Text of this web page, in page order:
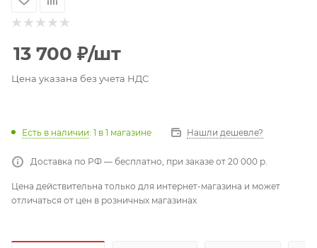
13 700 ₽/шт
Цена указана без учета НДС
Есть в наличии: 1 в 1 магазине Нашли дешевле?
Доставка по РФ — бесплатно, при заказе от 20 000 р.
Цена действительна только для интернет-магазина и может
отличаться от цен в розничных магазинах